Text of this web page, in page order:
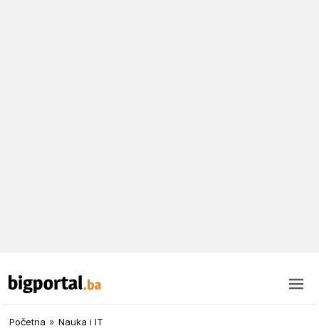
Početna » Nauka i IT